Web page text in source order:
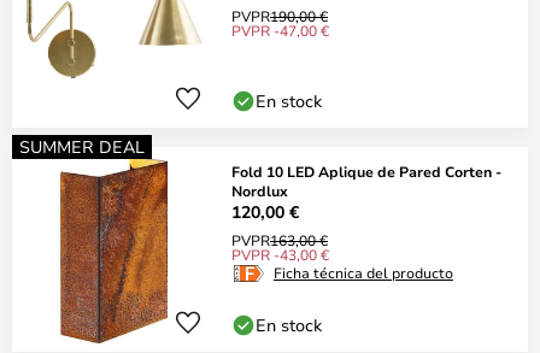
PVPR190,00 €
PVPR -47,00 €
En stock
SUMMER DEAL
Fold 10 LED Aplique de Pared Corten -
Nordlux
120,00 €
PVPR163,00 €
PVPR -43,00 €
Ficha técnica del producto
En stock